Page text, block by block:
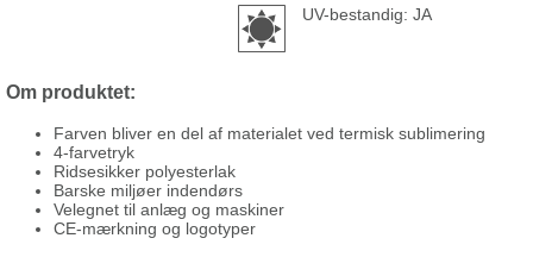
UV-bestandig: JA
Om produktet:
Farven bliver en del af materialet ved termisk sublimering
4-farvetryk
Ridsesikker polyesterlak
Barske miljøer indendørs
Velegnet til anlæg og maskiner
CE-mærkning og logotyper